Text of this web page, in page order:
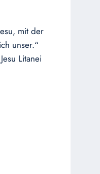
mit der
unser.“
Litanei